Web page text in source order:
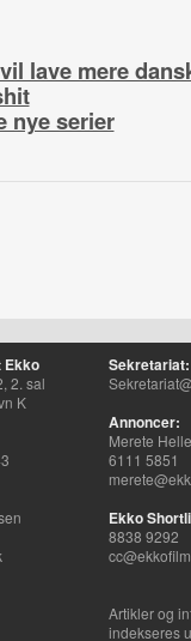
lave mere
nye serier
Ekko
2. sal
K
Sekretariat:
Annoncer:
Merete
6111 5851
Ekko
8838 9292
Artikler og
indekseres